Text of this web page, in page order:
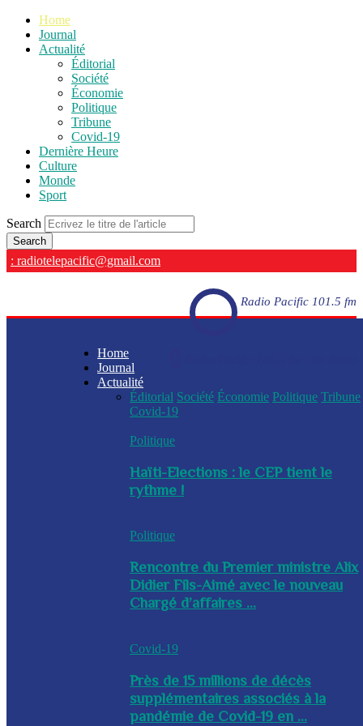
Home
Journal
Actualité
Éditorial
Société
Économie
Politique
Tribune
Covid-19
Dernière Heure
Culture
Monde
Sport
Search
: radiotelepacific@gmail.com
Radio Pacific 101.5 fm
Home
Journal
Actualité
Éditorial Société Économie Politique Tribune
Covid-19
Politique
Haïti-Elections : le CEP tient le
rythme !
Politique
Rencontre du Premier ministre Alix
Didier Fils-Aimé avec le nouveau
Chargé d’affaires ...
Covid-19
Près de 15 millions de décès
supplémentaires associés à la
pandémie de Covid-19 en ...